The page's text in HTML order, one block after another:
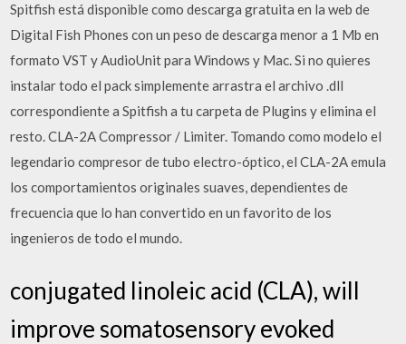
Spitfish está disponible como descarga gratuita en la web de
Digital Fish Phones con un peso de descarga menor a 1 Mb en
formato VST y AudioUnit para Windows y Mac. Si no quieres
instalar todo el pack simplemente arrastra el archivo .dll
correspondiente a Spitfish a tu carpeta de Plugins y elimina el
resto. CLA-2A Compressor / Limiter. Tomando como modelo el
legendario compresor de tubo electro-óptico, el CLA-2A emula
los comportamientos originales suaves, dependientes de
frecuencia que lo han convertido en un favorito de los
ingenieros de todo el mundo.
conjugated linoleic acid (CLA), will
improve somatosensory evoked